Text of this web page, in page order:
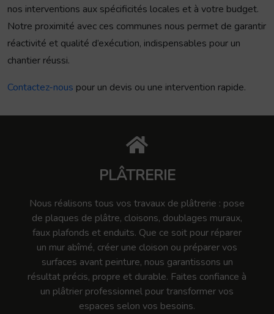
nos interventions aux spécificités locales et à votre budget.
Notre proximité avec ces communes nous permet de garantir
réactivité et qualité d’exécution, indispensables pour un
chantier réussi.
Contactez-nous pour un devis ou une intervention rapide.
PLÂTRERIE
Nous réalisons tous vos travaux de plâtrerie : pose
de plaques de plâtre, cloisons, doublages muraux,
faux plafonds et enduits. Que ce soit pour réparer
un mur abîmé, créer une cloison ou préparer vos
surfaces avant peinture, nous garantissons un
résultat précis, propre et durable. Faites confiance à
un plâtrier professionnel pour transformer vos
espaces selon vos besoins.